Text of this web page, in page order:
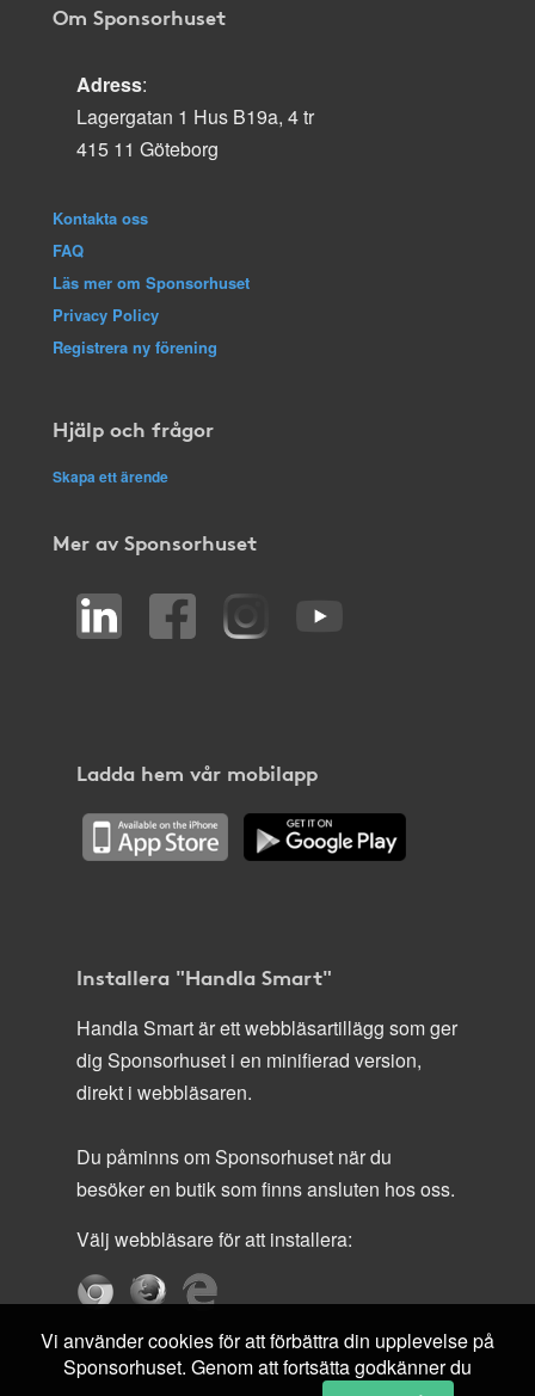
Om Sponsorhuset
Adress:
Lagergatan 1 Hus B19a, 4 tr
415 11 Göteborg
Kontakta oss
FAQ
Läs mer om Sponsorhuset
Privacy Policy
Registrera ny förening
Hjälp och frågor
Skapa ett ärende
Mer av Sponsorhuset
Ladda hem vår mobilapp
Installera "Handla Smart"
Handla Smart är ett webbläsartillägg som ger
dig Sponsorhuset i en minifierad version,
direkt i webbläsaren.
Du påminns om Sponsorhuset när du
besöker en butik som finns ansluten hos oss.
Välj webbläsare för att installera:
Vi använder cookies för att förbättra din upplevelse på
Sponsorhuset. Genom att fortsätta godkänner du